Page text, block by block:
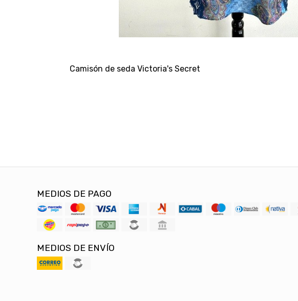
Camisón de seda Victoria's Secret
MEDIOS DE PAGO
MEDIOS DE ENVÍO